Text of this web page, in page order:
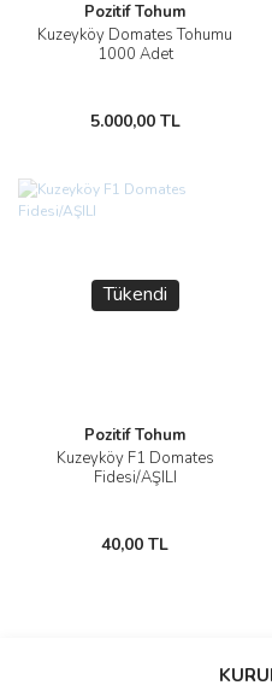
Pozitif Tohum
Kuzeyköy Domates Tohumu
1000 Adet
5.000,00 TL
Tükendi
Pozitif Tohum
Kuzeyköy F1 Domates
Fidesi/AŞILI
40,00 TL